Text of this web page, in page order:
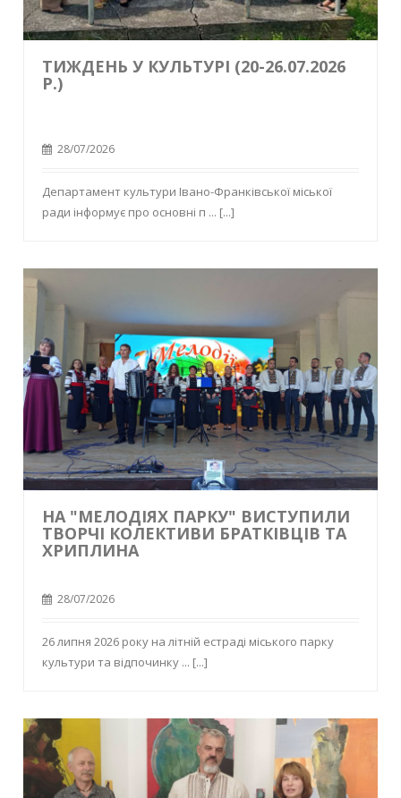
ТИЖДЕНЬ У КУЛЬТУРІ (20-26.07.2026
Р.)
28/07/2026
Департамент культури Івано-Франківської міської
ради інформує про основні п ... [...]
НА "МЕЛОДІЯХ ПАРКУ" ВИСТУПИЛИ
ТВОРЧІ КОЛЕКТИВИ БРАТКІВЦІВ ТА
ХРИПЛИНА
28/07/2026
26 липня 2026 року на літній естраді міського парку
культури та відпочинку ... [...]